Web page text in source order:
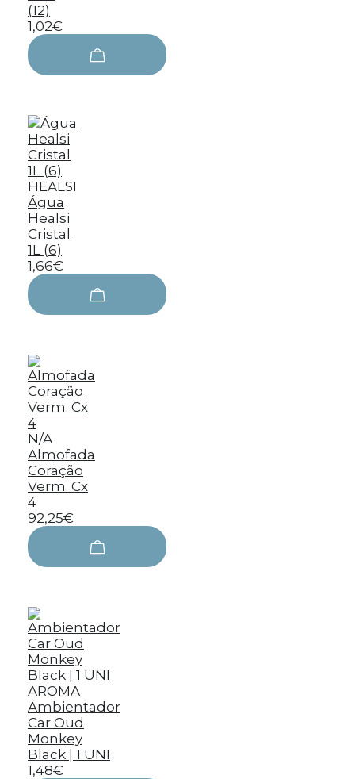
(12)
1,02€
HEALSI
Água
Healsi
Cristal
1L (6)
1,66€
N/A
Almofada
Coração
Verm. Cx
4
92,25€
AROMA
Ambientador
Car Oud
Monkey
Black | 1 UNI
1,48€